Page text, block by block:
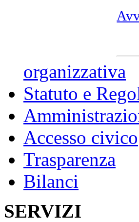
organizzativa
Statuto e
Accesso civico
Trasparenza
Bilanci
SERVIZI